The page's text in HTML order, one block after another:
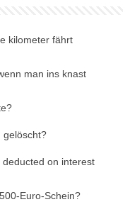
kilometer fährt
man ins knast
gelöscht?
on interest
Euro-Schein?